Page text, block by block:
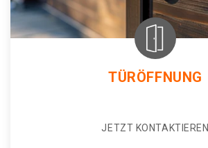
TÜRÖFFNUNG
JETZT KONTAKTIEREN